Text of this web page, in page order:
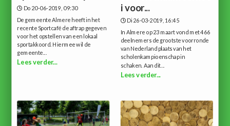
Do 20-06-2019, 09:30
De gemeente Almere heeft in het
recente Sportcafé de aftrap gegeven
voor het opstellen van een lokaal
sportakkoord. Hiermee wil de
gemeente...
Lees verder...
i voor...
Di 26-03-2019, 16:45
In Almere op 23 maart vond met 466
deelnemers de grootste voorronde
van Nederland plaats van het
scholenkampioenschap in
schaken. Aan dit...
Lees verder...